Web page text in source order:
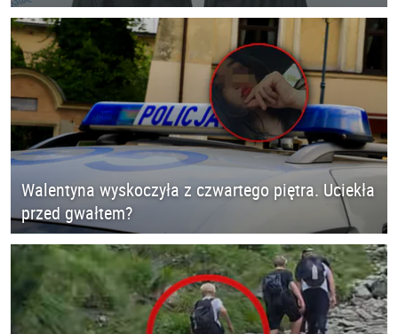
Walentyna wyskoczyła z czwartego piętra. Uciekła
przed gwałtem?